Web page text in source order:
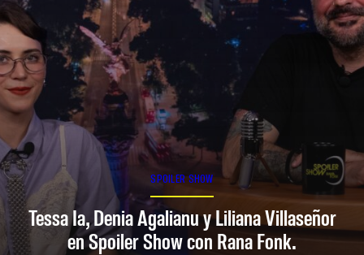
SPOILER SHOW
Tessa Ia, Denia Agalianu y Liliana Villaseñor
en Spoiler Show con Rana Fonk.